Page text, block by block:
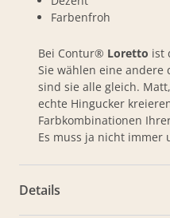
Farbenfroh
Bei Contur® Loretto ist
Sie wählen eine andere
sind sie alle gleich.
echte Hingucker
Farbkombinationen
Es muss ja nicht immer
Details